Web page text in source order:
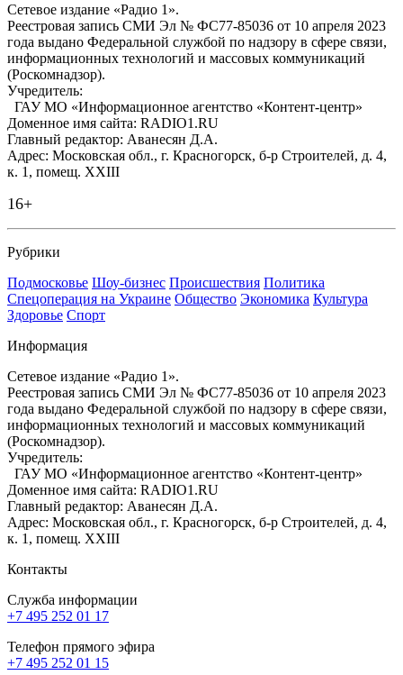
Сетевое издание «Радио 1».
Реестровая запись СМИ Эл № ФС77-85036 от 10 апреля 2023
года выдано Федеральной службой по надзору в сфере связи,
информационных технологий и массовых коммуникаций
(Роскомнадзор).
Учредитель:
ГАУ МО «Информационное агентство «Контент-центр»
Доменное имя сайта: RADIO1.RU
Главный редактор: Аванесян Д.А.
Адрес: Московская обл., г. Красногорск, б-р Строителей, д. 4,
к. 1, помещ. XXIII
16+
Рубрики
Подмосковье Шоу-бизнес Происшествия Политика
Спецоперация на Украине Общество Экономика Культура
Здоровье Спорт
Информация
Сетевое издание «Радио 1».
Реестровая запись СМИ Эл № ФС77-85036 от 10 апреля 2023
года выдано Федеральной службой по надзору в сфере связи,
информационных технологий и массовых коммуникаций
(Роскомнадзор).
Учредитель:
ГАУ МО «Информационное агентство «Контент-центр»
Доменное имя сайта: RADIO1.RU
Главный редактор: Аванесян Д.А.
Адрес: Московская обл., г. Красногорск, б-р Строителей, д. 4,
к. 1, помещ. XXIII
Контакты
Служба информации
+7 495 252 01 17
Телефон прямого эфира
+7 495 252 01 15